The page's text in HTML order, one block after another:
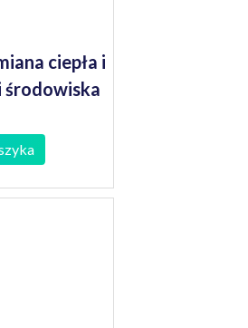
ciepła i
środowiska